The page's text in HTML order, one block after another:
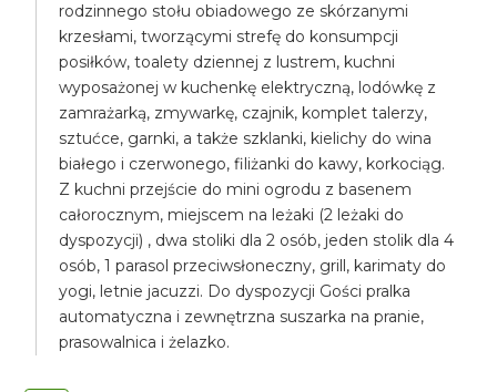
rodzinnego stołu obiadowego ze skórzanymi
krzesłami, tworzącymi strefę do konsumpcji
posiłków, toalety dziennej z lustrem, kuchni
wyposażonej w kuchenkę elektryczną, lodówkę z
zamrażarką, zmywarkę, czajnik, komplet talerzy,
sztućce, garnki, a także szklanki, kielichy do wina
białego i czerwonego, filiżanki do kawy, korkociąg.
Z kuchni przejście do mini ogrodu z basenem
całorocznym, miejscem na leżaki (2 leżaki do
dyspozycji) , dwa stoliki dla 2 osób, jeden stolik dla 4
osób, 1 parasol przeciwsłoneczny, grill, karimaty do
yogi, letnie jacuzzi. Do dyspozycji Gości pralka
automatyczna i zewnętrzna suszarka na pranie,
prasowalnica i żelazko.